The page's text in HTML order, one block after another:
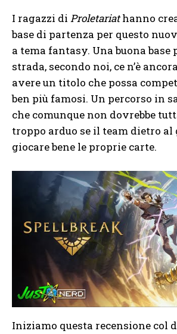
I ragazzi di Proletariathanno
base di partenza per questo
a tema fantasy. Una buona base
strada, secondo noi, ce n’è
avere un titolo che possa
ben più famosi. Un percorso in
che comunque non dovrebbe
troppo arduo se il team dietro al
giocare bene le proprie carte.
Iniziamo questa recensione col